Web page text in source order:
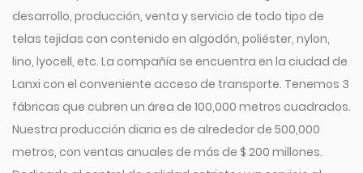
desarrollo, producción, venta y servicio de todo tipo de
telas tejidas con contenido en algodón, poliéster, nylon,
lino, lyocell, etc. La compañía se encuentra en la ciudad de
Lanxi con el conveniente acceso de transporte. Tenemos 3
fábricas que cubren un área de 100,000 metros cuadrados.
Nuestra producción diaria es de alrededor de 500,000
metros, con ventas anuales de más de $ 200 millones.